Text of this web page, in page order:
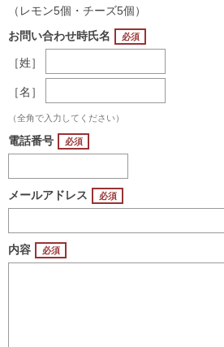
（レモン5個・チーズ5個）
お問い合わせ時氏名
［姓］
［名］
（全角で入力してください）
電話番号
メールアドレス
内容